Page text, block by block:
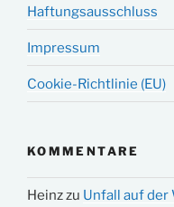
Haftungsausschluss
Impressum
Cookie-Richtlinie (EU)
KOMMENTARE
Heinzzu Unfall auf